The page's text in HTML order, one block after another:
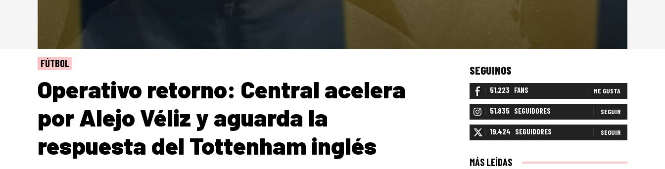
FÚTBOL
Operativo retorno: Central acelera
por Alejo Véliz y aguarda la
respuesta del Tottenham inglés
SEGUINOS
51,223 FANS ME GUSTA
51,835 SEGUIDORES SEGUIR
19,424 SEGUIDORES SEGUIR
MÁS LEÍDAS